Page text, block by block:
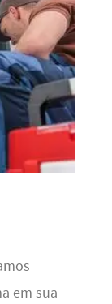
em sua